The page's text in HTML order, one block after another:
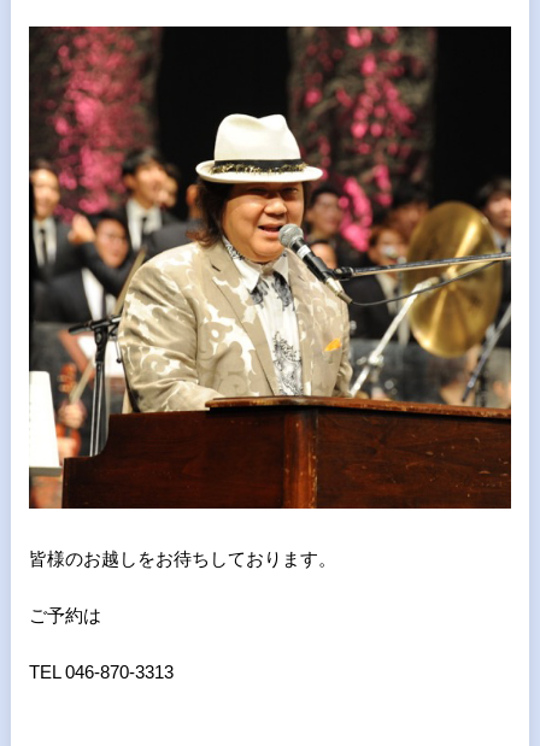
皆様のお越しをお待ちしております。
ご予約は
TEL 046-870-3313